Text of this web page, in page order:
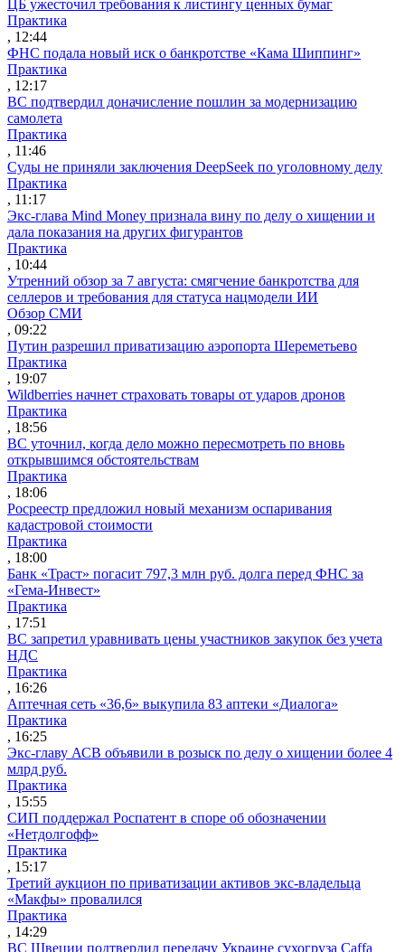
ЦБ ужесточил требования к листингу ценных бумаг
Практика
, 12:44
ФНС подала новый иск о банкротстве «Кама Шиппинг»
Практика
, 12:17
ВС подтвердил доначисление пошлин за модернизацию
самолета
Практика
, 11:46
Суды не приняли заключения DeepSeek по уголовному делу
Практика
, 11:17
Экс-глава Mind Money признала вину по делу о хищении и
дала показания на других фигурантов
Практика
, 10:44
Утренний обзор за 7 августа: смягчение банкротства для
селлеров и требования для статуса нацмодели ИИ
Обзор СМИ
, 09:22
Путин разрешил приватизацию аэропорта Шереметьево
Практика
, 19:07
Wildberries начнет страховать товары от ударов дронов
Практика
, 18:56
ВС уточнил, когда дело можно пересмотреть по вновь
открывшимся обстоятельствам
Практика
, 18:06
Росреестр предложил новый механизм оспаривания
кадастровой стоимости
Практика
, 18:00
Банк «Траст» погасит 797,3 млн руб. долга перед ФНС за
«Гема-Инвест»
Практика
, 17:51
ВС запретил уравнивать цены участников закупок без учета
НДС
Практика
, 16:26
Аптечная сеть «36,6» выкупила 83 аптеки «Диалога»
Практика
, 16:25
Экс-главу АСВ объявили в розыск по делу о хищении более 4
млрд руб.
Практика
, 15:55
СИП поддержал Роспатент в споре об обозначении
«Нетдолгофф»
Практика
, 15:17
Третий аукцион по приватизации активов экс-владельца
«Макфы» провалился
Практика
, 14:29
ВС Швеции подтвердил передачу Украине сухогруза Caffa